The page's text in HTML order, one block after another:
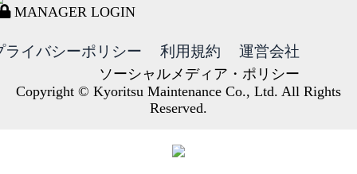
MANAGER LOGIN
ライバシーポリシー 利用規約 運営会社
ソーシャルメディア・ポリシー
Copyright © Kyoritsu Maintenance Co., Ltd. All Rights
Reserved.